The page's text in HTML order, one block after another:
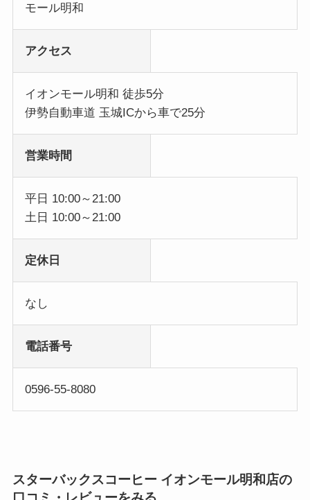
モール明和
アクセス
イオンモール明和 徒歩5分
伊勢自動車道 玉城ICから車で25分
営業時間
平日 10:00～21:00
土日 10:00～21:00
定休日
なし
電話番号
0596-55-8080
スターバックスコーヒー イオンモール明和店の